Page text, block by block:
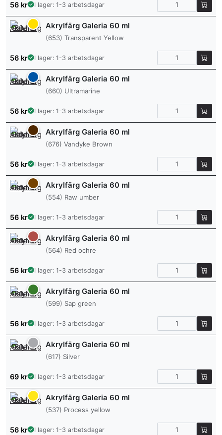
56 kr I lager: 1-3 arbetsdagar
Akrylfärg Galeria 60 ml
(653) Transparent Yellow
56 kr I lager: 1-3 arbetsdagar
Akrylfärg Galeria 60 ml
(660) Ultramarine
56 kr I lager: 1-3 arbetsdagar
Akrylfärg Galeria 60 ml
(676) Vandyke Brown
56 kr I lager: 1-3 arbetsdagar
Akrylfärg Galeria 60 ml
(554) Raw umber
56 kr I lager: 1-3 arbetsdagar
Akrylfärg Galeria 60 ml
(564) Red ochre
56 kr I lager: 1-3 arbetsdagar
Akrylfärg Galeria 60 ml
(599) Sap green
56 kr I lager: 1-3 arbetsdagar
Akrylfärg Galeria 60 ml
(617) Silver
69 kr I lager: 1-3 arbetsdagar
Akrylfärg Galeria 60 ml
(537) Process yellow
56 kr I lager: 1-3 arbetsdagar